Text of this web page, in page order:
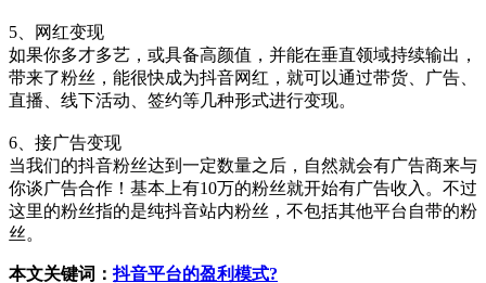
5、网红变现
如果你多才多艺，或具备高颜值，并能在垂直领域持续输出，
带来了粉丝，能很快成为抖音网红，就可以通过带货、广告、
直播、线下活动、签约等几种形式进行变现。
6、接广告变现
当我们的抖音粉丝达到一定数量之后，自然就会有广告商来与
你谈广告合作！基本上有10万的粉丝就开始有广告收入。不过
这里的粉丝指的是纯抖音站内粉丝，不包括其他平台自带的粉
丝。
本文关键词：抖音平台的盈利模式?